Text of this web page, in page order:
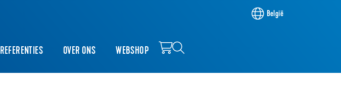
België
REFERENTIES OVER ONS WEBSHOP